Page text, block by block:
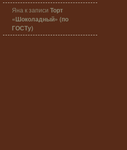
Яна к записи Торт
«Шоколадный» (по
ГОСТу)